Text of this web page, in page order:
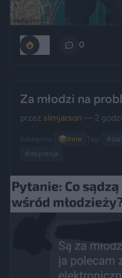
0
Za młodzi na
przez slimjarson — 2
Kategoria: 📦 Inne Tagi:
#depresja